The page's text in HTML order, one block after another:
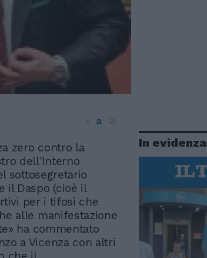
a
zero contro la
dell'Interno
sottosegretario
il Daspo (cioè il
per i tifosi che
alle manifestazione
ha commentato
a Vicenza con altri
In evidenza